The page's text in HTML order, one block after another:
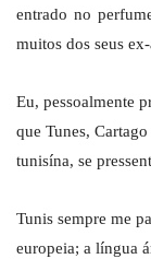
entrado no
muitos dos seus
Eu, pessoalmente
que Tunes,
tunisína, se
Tunis sempre me
europeia; a língua